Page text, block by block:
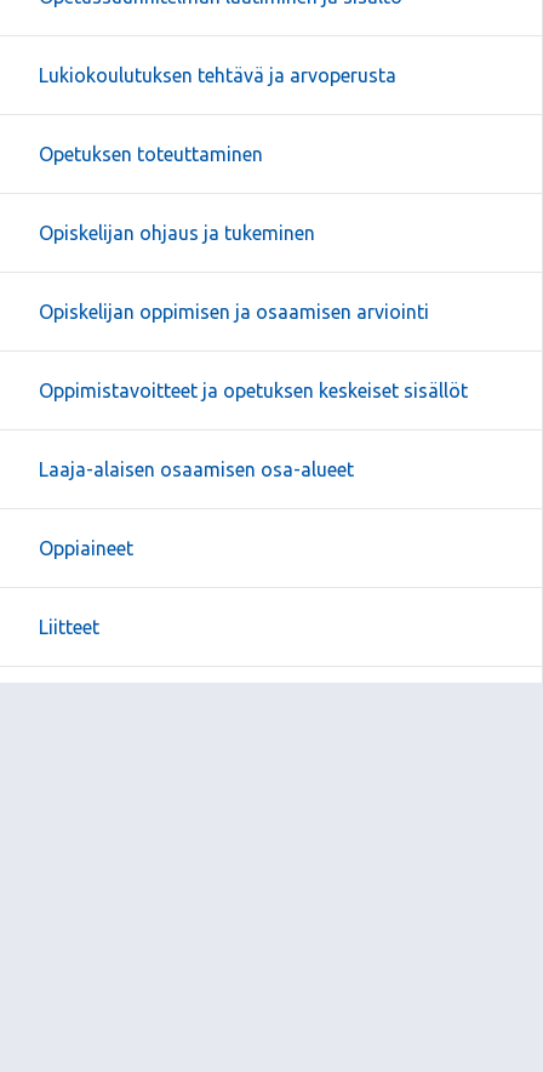
Lukiokoulutuksen tehtävä ja arvoperusta
Opetuksen toteuttaminen
Opiskelijan ohjaus ja tukeminen
Opiskelijan oppimisen ja osaamisen arviointi
Oppimistavoitteet ja opetuksen keskeiset sisällöt
Laaja-alaisen osaamisen osa-alueet
Oppiaineet
Liitteet